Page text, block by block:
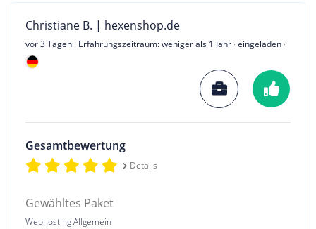
Christiane B. | hexenshop.de
vor 3 Tagen · Erfahrungszeitraum: weniger als 1 Jahr · eingeladen ·
Gesamtbewertung
Details
Gewähltes Paket
Webhosting Allgemein